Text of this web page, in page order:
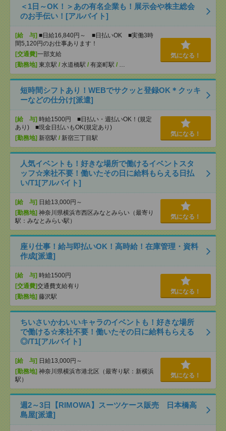
＜1日～OK！＞あの有名企業も！展示会や株主総会
のお手伝い！[アルバイト]
[給 与] ■日給16,840円～ ■日払いOK ■実働3時
間5,120円のお仕事あります！
[交通費]一部支給
[勤務地] 東京駅 / 水道橋駅 / 有楽町駅 / …
気になる！
短時間シフトあり！WEBでサクッと登録OK＊クッキ
ーなどの仕分け[派遣]
[給 与] 時給1500円 ■日払い・週払いOK！(規定
あり) ■現金日払いもOK(規定あり)
[勤務地] 新宿駅 / 新宿三丁目駅
気になる！
人気イベントも！好きな場所で働けるイベントスタ
ッフ☆来社不要！働いたその日に給料もらえる日払
い/T1[アルバイト]
[給 与] 日給13,000円～
[勤務地] 神奈川県横浜市西区みなとみらい（最寄り
駅：みなとみらい駅）
気になる！
座り仕事！給与即払いOK！高時給！在庫管理・資料
作成[派遣]
[給 与] 時給1500円
[交通費]交通費支給有り
[勤務地] 藤沢駅
気になる！
ちいさいかわいいキャラのイベントも！好きな場所
で働ける☆来社不要！働いたその日に給料もらえる
◎/T1[アルバイト]
[給 与] 日給13,000円～
[勤務地] 神奈川県横浜市港北区（最寄り駅：新横浜
駅）
気になる！
週2～3日【RIMOWA】スーツケース販売 日本橋高
島屋[派遣]